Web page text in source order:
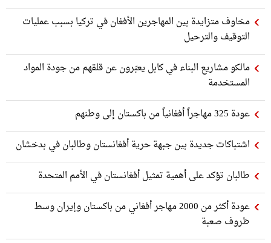
مخاوف متزايدة بين المهاجرين الأفغان في تركيا بسبب عمليات
التوقيف والترحيل
مالكو مشاريع البناء في كابل يعبّرون عن قلقهم من جودة المواد
المستخدمة
عودة 325 مهاجراً أفغانياً من باكستان إلى وطنهم
اشتباكات جديدة بين جبهة حرية أفغانستان وطالبان في بدخشان
طالبان تؤكد على أهمية تمثيل أفغانستان في الأمم المتحدة
عودة أكثر من 2000 مهاجر أفغاني من باكستان وإيران وسط
ظروف صعبة